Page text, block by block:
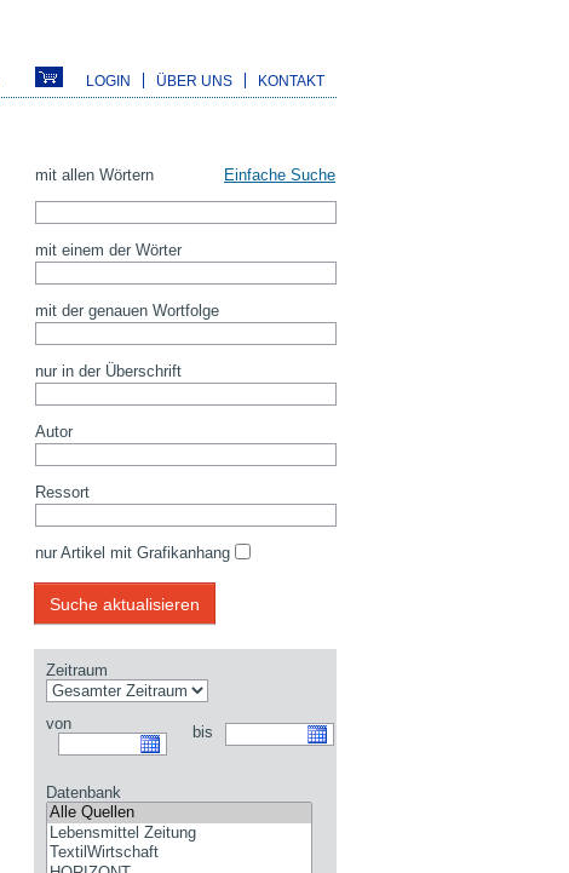
LOGIN ÜBER UNS KONTAKT
mit allen Wörtern Einfache Suche
mit einem der Wörter
mit der genauen Wortfolge
nur in der Überschrift
Autor
Ressort
nur Artikel mit Grafikanhang
Zeitraum
von bis
Datenbank